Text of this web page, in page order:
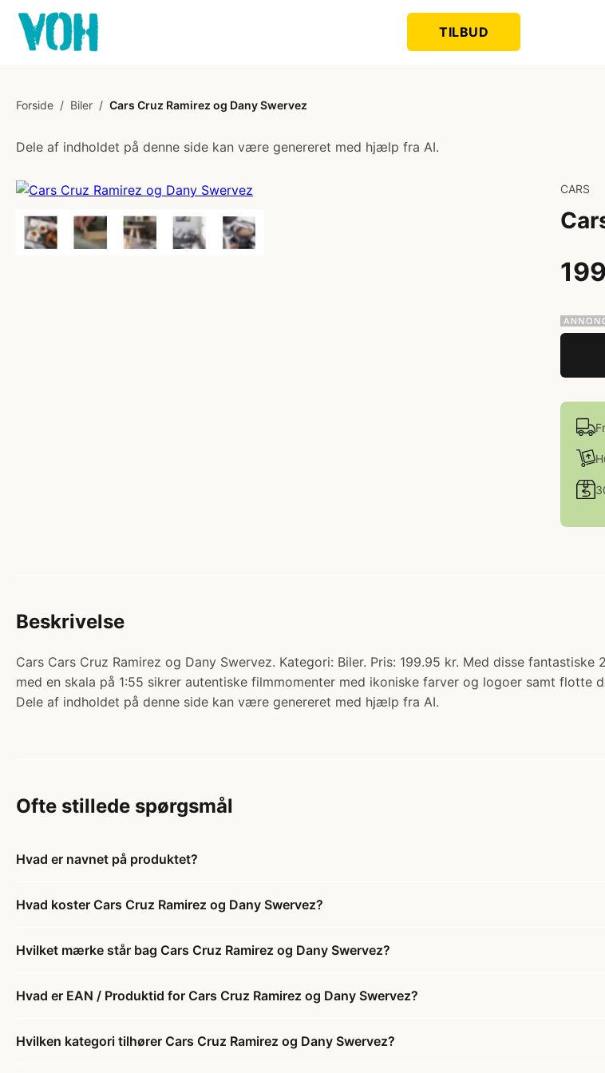
TILBUD
Forside / Biler / Cars Cruz Ramirez og Dany Swervez
Dele af indholdet på denne side kan være genereret med hjælp fra AI.
CARS
Beskrivelse
Cars Cars Cruz Ramirez og Dany Swervez. Kategori: Biler. Pris: 199.95 kr. Med disse
med en skala på 1:55 sikrer autentiske filmmomenter med ikoniske farver og logoer samt flotte
Dele af indholdet på denne side kan være genereret med hjælp fra AI.
Ofte stillede spørgsmål
Hvad er navnet på produktet?
Hvad koster Cars Cruz Ramirez og Dany Swervez?
Hvilket mærke står bag Cars Cruz Ramirez og Dany Swervez?
Hvad er EAN / Produktid for Cars Cruz Ramirez og Dany Swervez?
Hvilken kategori tilhører Cars Cruz Ramirez og Dany Swervez?